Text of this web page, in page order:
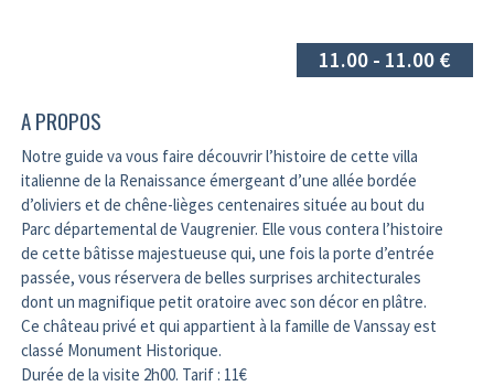
11.00 - 11.00 €
A PROPOS
Notre guide va vous faire découvrir l’histoire de cette villa
italienne de la Renaissance émergeant d’une allée bordée
d’oliviers et de chêne-lièges centenaires située au bout du
Parc départemental de Vaugrenier. Elle vous contera l’histoire
de cette bâtisse majestueuse qui, une fois la porte d’entrée
passée, vous réservera de belles surprises architecturales
dont un magnifique petit oratoire avec son décor en plâtre.
Ce château privé et qui appartient à la famille de Vanssay est
classé Monument Historique.
Durée de la visite 2h00. Tarif : 11€